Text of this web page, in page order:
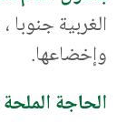
الغربية
وإخضاعها.
الحاجة